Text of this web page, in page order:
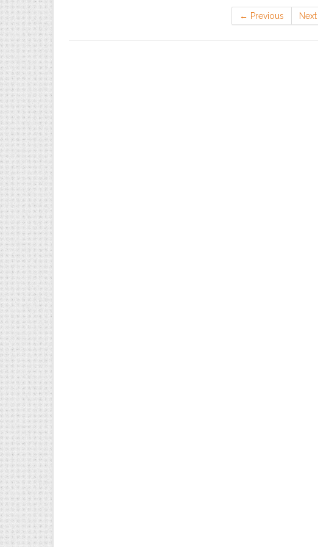
← Previous Next